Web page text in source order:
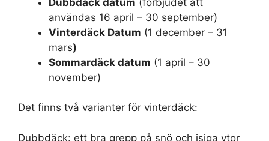
användas 16 april – 30 september)
Vinterdäck Datum (1 december – 31
mars)
Sommardäck datum (1 april – 30
november)
Det finns två varianter för vinterdäck:
Dubbdäck: ett bra grepp på snö och isiga ytor